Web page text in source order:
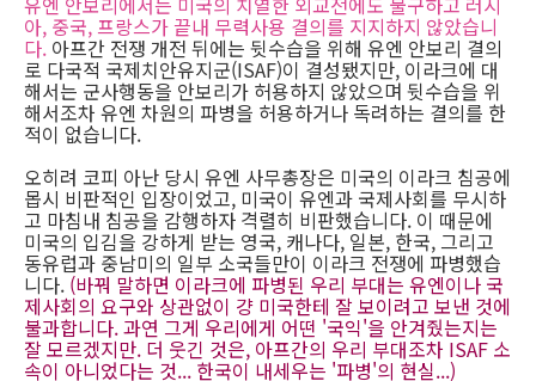
아, 중국, 프랑스가 끝내 무력사용 결의를 지지하지 않았습니
다. 아프간 전쟁 개전 뒤에는 뒷수습을 위해 유엔 안보리 결의
로 다국적 국제치안유지군(ISAF)이 결성됐지만, 이라크에 대
해서는 군사행동을 안보리가 허용하지 않았으며 뒷수습을 위
해서조차 유엔 차원의 파병을 허용하거나 독려하는 결의를 한
적이 없습니다.
오히려 코피 아난 당시 유엔 사무총장은 미국의 이라크 침공에
몹시 비판적인 입장이었고, 미국이 유엔과 국제사회를 무시하
고 마침내 침공을 감행하자 격렬히 비판했습니다. 이 때문에
미국의 입김을 강하게 받는 영국, 캐나다, 일본, 한국, 그리고
동유럽과 중남미의 일부 소국들만이 이라크 전쟁에 파병했습
니다. (바꿔 말하면 이라크에 파병된 우리 부대는 유엔이나 국
제사회의 요구와 상관없이 걍 미국한테 잘 보이려고 보낸 것에
불과합니다. 과연 그게 우리에게 어떤 '국익'을 안겨줬는지는
잘 모르겠지만. 더 웃긴 것은, 아프간의 우리 부대조차 ISAF 소
속이 아니었다는 것... 한국이 내세우는 '파병'의 현실...)